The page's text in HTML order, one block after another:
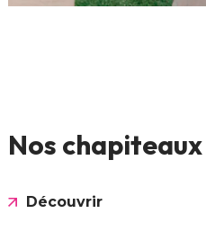
Nos chapiteaux
Découvrir